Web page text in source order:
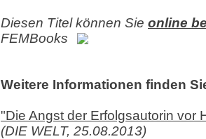
Diesen Titel können Sie online
FEMBooks
Weitere Informationen finden
"Die Angst der Erfolgsautorin vor
(DIE WELT, 25.08.2013)